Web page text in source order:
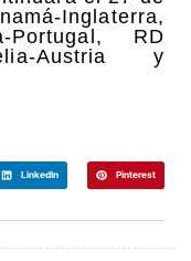
Inglaterra,
Portugal, RD
Austria y
LinkedIn Pinterest